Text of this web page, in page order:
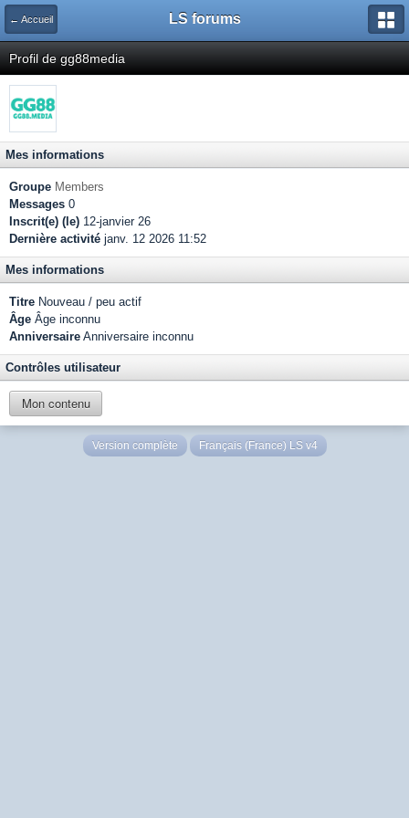
← Accueil LS forums
Profil de gg88media
Mes informations
Groupe Members
Messages 0
Inscrit(e) (le) 12-janvier 26
Dernière activité janv. 12 2026 11:52
Mes informations
Titre Nouveau / peu actif
Âge Âge inconnu
Anniversaire Anniversaire inconnu
Contrôles utilisateur
Mon contenu
Version complète Français (France) LS v4